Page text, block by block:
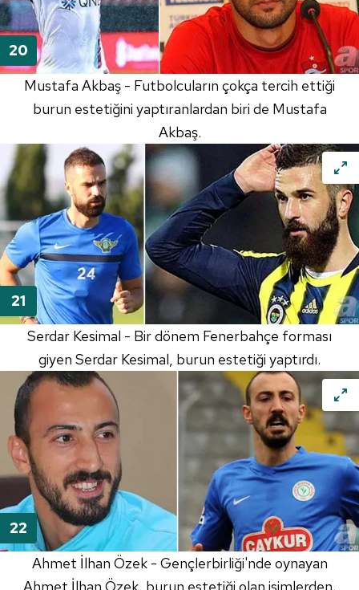
Mustafa Akbaş - Futbolcuların çokça tercih ettiği
burun estetiğini yaptıranlardan biri de Mustafa
Akbaş.
Serdar Kesimal - Bir dönem Fenerbahçe forması
giyen Serdar Kesimal, burun estetiği yaptırdı.
Ahmet İlhan Özek - Gençlerbirliği'nde oynayan